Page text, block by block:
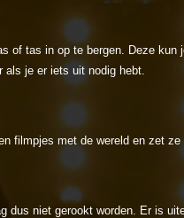
of tas in op te bergen. Deze kun
je er iets uit nodig hebt.
filmpjes met de wereld en zet ze
dus niet gerookt worden. Er is